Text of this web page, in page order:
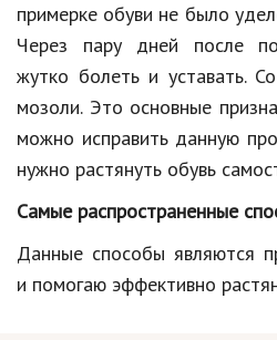
Знаменитости
Статьи
Обзоры
Hi-Tech. Интернет
примерке обуви не было
Через пару дней после
жутко болеть и уставать.
мозоли. Это основные
можно исправить данную
нужно растянуть обувь
Самые распространенные
Данные способы являются
и помогаю эффективно